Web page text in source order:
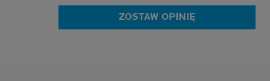
ZOSTAW OPINIĘ